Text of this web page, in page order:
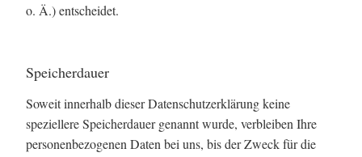
o. Ä.) entscheidet.
Speicherdauer
Soweit innerhalb dieser Datenschutzerklärung keine
speziellere Speicherdauer genannt wurde, verbleiben Ihre
personenbezogenen Daten bei uns, bis der Zweck für die